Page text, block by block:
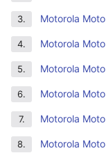
3. Motorola
4. Motorola
5. Motorola
6. Motorola
7. Motorola
8. Motorola